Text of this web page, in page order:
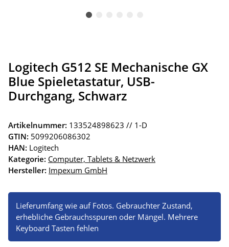
Logitech G512 SE Mechanische GX
Blue Spieletastatur, USB-
Durchgang, Schwarz
Artikelnummer: 133524898623 // 1-D
GTIN: 5099206086302
HAN: Logitech
Kategorie: Computer, Tablets & Netzwerk
Hersteller: Impexum GmbH
Lieferumfang wie auf Fotos. Gebrauchter Zustand,
erhebliche Gebrauchsspuren oder Mängel. Mehrere
Keyboard Tasten fehlen